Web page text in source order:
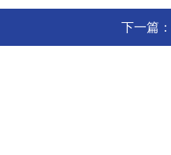
下一篇：